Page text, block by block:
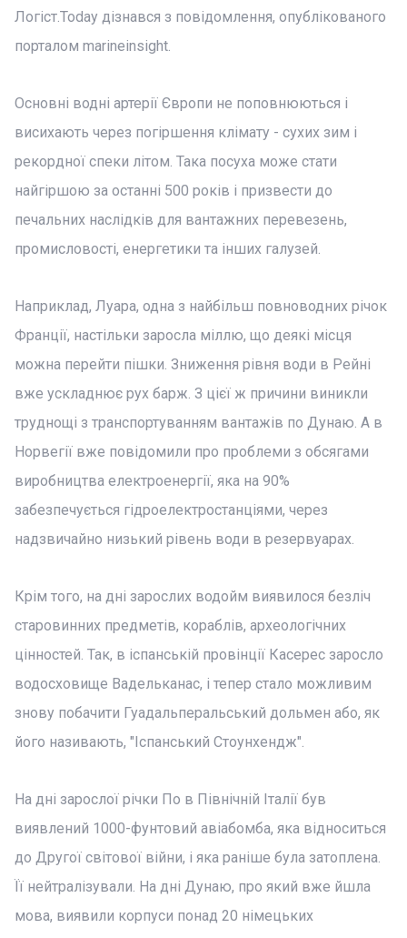
Логіст.Today дізнався з повідомлення, опублікованого
порталом marineinsight.
Основні водні артерії Європи не поповнюються і
висихають через погіршення клімату - сухих зим і
рекордної спеки літом. Така посуха може стати
найгіршою за останні 500 років і призвести до
печальних наслідків для вантажних перевезень,
промисловості, енергетики та інших галузей.
Наприклад, Луара, одна з найбільш повноводних річок
Франції, настільки заросла міллю, що деякі місця
можна перейти пішки. Зниження рівня води в Рейні
вже ускладнює рух барж. З цієї ж причини виникли
труднощі з транспортуванням вантажів по Дунаю. А в
Норвегії вже повідомили про проблеми з обсягами
виробництва електроенергії, яка на 90%
забезпечується гідроелектростанціями, через
надзвичайно низький рівень води в резервуарах.
Крім того, на дні зарослих водойм виявилося безліч
старовинних предметів, кораблів, археологічних
цінностей. Так, в іспанській провінції Касерес заросло
водосховище Вадельканас, і тепер стало можливим
знову побачити Гуадальперальський дольмен або, як
його називають, "Іспанський Стоунхендж".
На дні зарослої річки По в Північній Італії був
виявлений 1000-фунтовий авіабомба, яка відноситься
до Другої світової війни, і яка раніше була затоплена.
Її нейтралізували. На дні Дунаю, про який вже йшла
мова, виявили корпуси понад 20 німецьких